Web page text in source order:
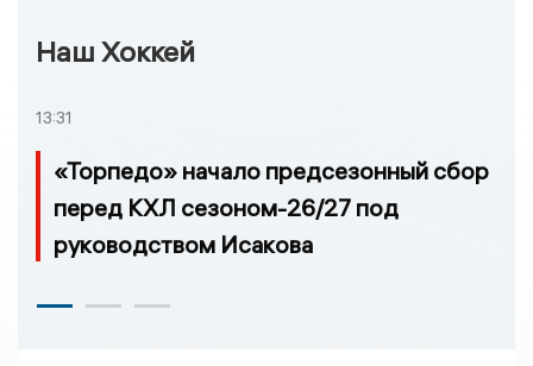
Наш Хоккей
13:31
«Торпедо» начало предсезонный сбор
перед КХЛ сезоном-26/27 под
руководством Исакова